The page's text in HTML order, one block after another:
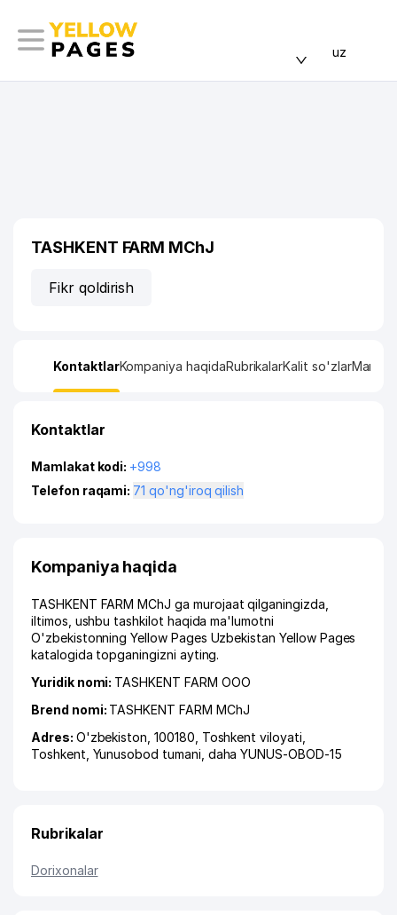
uz
TASHKENT FARM MChJ
Fikr qoldirish
KontaktlarKompaniya haqidaRubrikalarKalit so'zlarManzil
Kontaktlar
Mamlakat kodi: +998
Telefon raqami:
71 qo'ng'iroq qilish
Kompaniya haqida
TASHKENT FARM MChJ ga murojaat qilganingizda,
iltimos, ushbu tashkilot haqida ma'lumotni
O'zbekistonning Yellow Pages Uzbekistan Yellow Pages
katalogida topganingizni ayting.
Yuridik nomi: TASHKENT FARM ООО
Brend nomi: TASHKENT FARM MChJ
Adres: O'zbekiston, 100180, Toshkent viloyati
Toshkent Yunusobod tumani daha YUNUS-OBOD-15
Rubrikalar
Dorixonalar